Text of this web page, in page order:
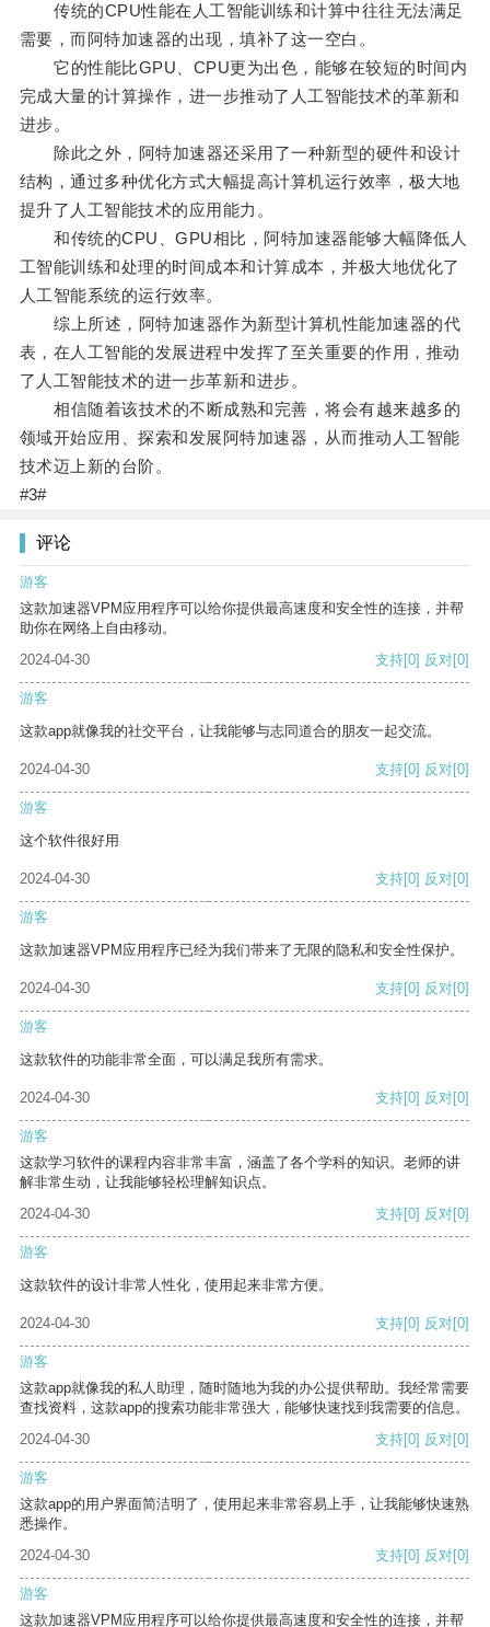
传统的CPU性能在人工智能训练和计算中往往无法满足
需要，而阿特加速器的出现，填补了这一空白。
它的性能比GPU、CPU更为出色，能够在较短的时间内
完成大量的计算操作，进一步推动了人工智能技术的革新和
进步。
除此之外，阿特加速器还采用了一种新型的硬件和设计
结构，通过多种优化方式大幅提高计算机运行效率，极大地
提升了人工智能技术的应用能力。
和传统的CPU、GPU相比，阿特加速器能够大幅降低人
工智能训练和处理的时间成本和计算成本，并极大地优化了
人工智能系统的运行效率。
综上所述，阿特加速器作为新型计算机性能加速器的代
表，在人工智能的发展进程中发挥了至关重要的作用，推动
了人工智能技术的进一步革新和进步。
相信随着该技术的不断成熟和完善，将会有越来越多的
领域开始应用、探索和发展阿特加速器，从而推动人工智能
技术迈上新的台阶。
#3#
评论
游客
这款加速器VPM应用程序可以给你提供最高速度和安全性的连接，并帮
助你在网络上自由移动。
2024-04-30
支持[0] 反对[0]
游客
这款app就像我的社交平台，让我能够与志同道合的朋友一起交流。
2024-04-30 支持[0] 反对[0]
游客
这个软件很好用
2024-04-30 支持[0] 反对[0]
游客
这款加速器VPM应用程序已经为我们带来了无限的隐私和安全性保护。
2024-04-30 支持[0] 反对[0]
游客
这款软件的功能非常全面，可以满足我所有需求。
2024-04-30 支持[0] 反对[0]
游客
这款学习软件的课程内容非常丰富，涵盖了各个学科的知识。老师的讲
解非常生动，让我能够轻松理解知识点。
2024-04-30
支持[0] 反对[0]
游客
这款软件的设计非常人性化，使用起来非常方便。
2024-04-30 支持[0] 反对[0]
游客
这款app就像我的私人助理，随时随地为我的办公提供帮助。我经常需要
查找资料，这款app的搜索功能非常强大，能够快速找到我需要的信息。
2024-04-30
支持[0] 反对[0]
游客
这款app的用户界面简洁明了，使用起来非常容易上手，让我能够快速熟
悉操作。
2024-04-30
支持[0] 反对[0]
游客
这款加速器VPM应用程序可以给你提供最高速度和安全性的连接，并帮